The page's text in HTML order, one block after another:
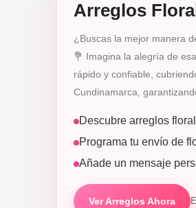
Arreglos
¿Buscas la mejor manera
💐 Imagina la alegría de
rápido y confiable,
Cundinamarca,
Descubre arreglos
Programa tu envío de
Añade un mensaje
Ver Arreglos Ahora